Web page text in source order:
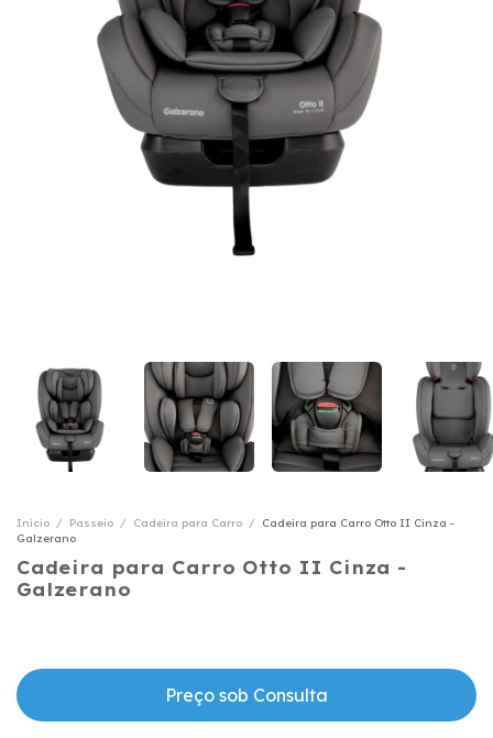
Início / Passeio / Cadeira para Carro /
Cadeira para Carro Otto II Cinza -
Galzerano
Cadeira para Carro Otto II Cinza -
Galzerano